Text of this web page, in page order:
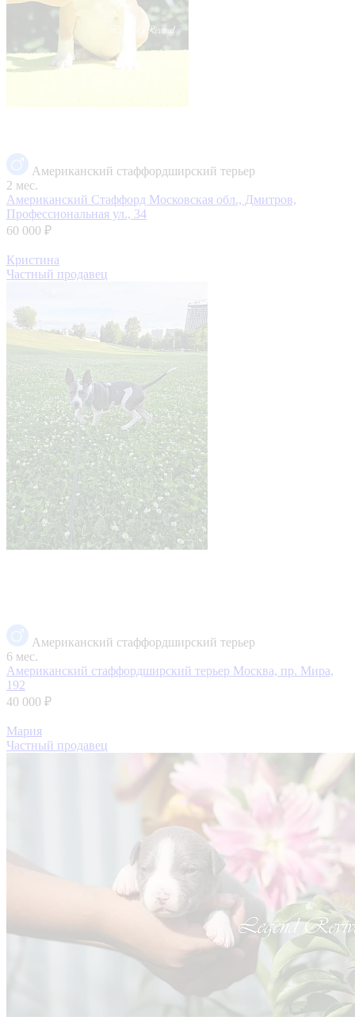
Американский стаффордширский терьер
2 мес.
Американский Стаффорд Московская обл., Дмитров,
Профессиональная ул., 34
60 000 ₽
Кристина
Частный продавец
Американский стаффордширский терьер
6 мес.
Американский стаффордширский терьер Москва, пр. Мира,
192
40 000 ₽
Мария
Частный продавец